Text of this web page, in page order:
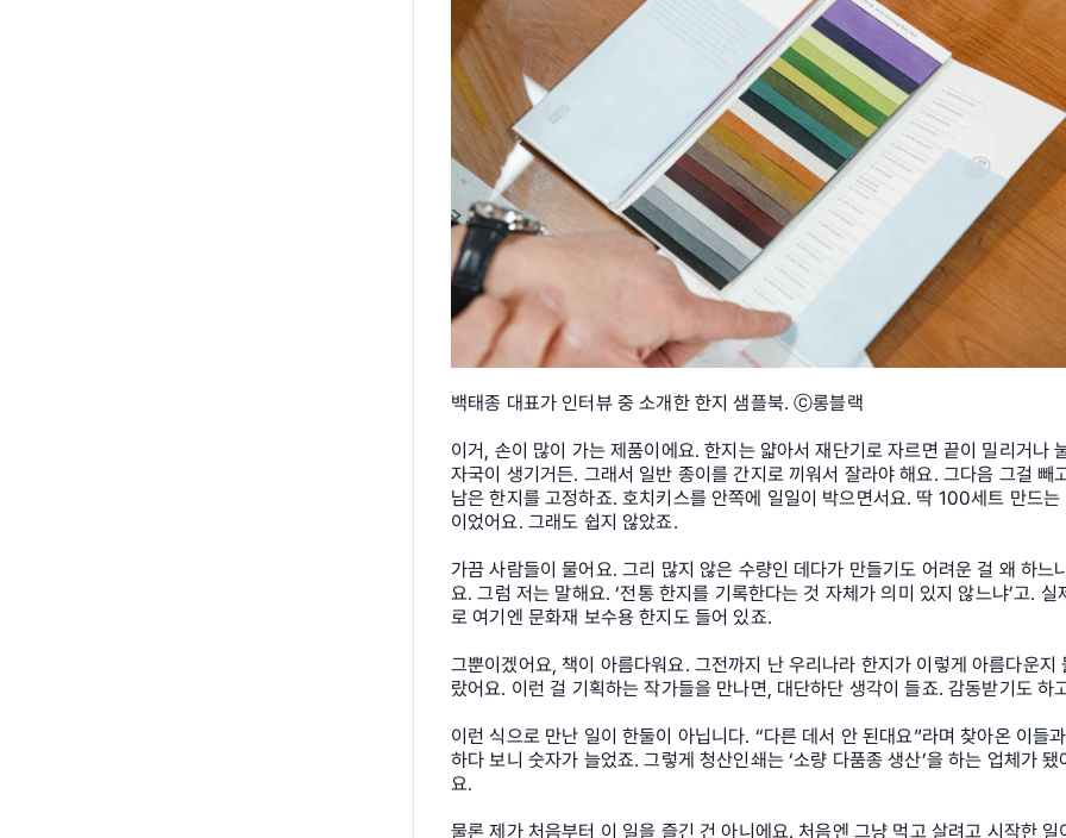
백태종 대표가 인터뷰 중 소개한 한지 샘플북. ⓒ롱블랙
이거, 손이 많이 가는 제품이에요. 한지는 얇아서 재단기로 자르면 끝이 밀리거나
자국이 생기거든. 그래서 일반 종이를 간지로 끼워서 잘라야 해요. 그다음 그걸 빼
남은 한지를 고정하죠. 호치키스를 안쪽에 일일이 박으면서요. 딱 100세트 만드는
이었어요. 그래도 쉽지 않았죠.
가끔 사람들이 물어요. 그리 많지 않은 수량인 데다가 만들기도 어려운 걸 왜 하느
요. 그럼 저는 말해요. ‘전통 한지를 기록한다는 것 자체가 의미 있지 않느냐’고. 실
로 여기엔 문화재 보수용 한지도 들어 있죠.
그뿐이겠어요, 책이 아름다워요. 그전까지 난 우리나라 한지가 이렇게 아름다운지
랐어요. 이런 걸 기획하는 작가들을 만나면, 대단하단 생각이 들죠. 감동받기도 하
이런 식으로 만난 일이 한둘이 아닙니다. “다른 데서 안 된대요”라며 찾아온 이들
하다 보니 숫자가 늘었죠. 그렇게 청산인쇄는 ‘소량 다품종 생산’을 하는 업체가 됐
요.
물론 제가 처음부터 이 일을 즐긴 건 아니에요. 처음엔 그냥 먹고 살려고 시작한 일